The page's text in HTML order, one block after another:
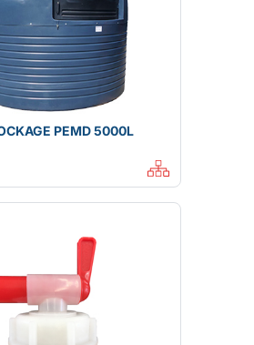
PEMD 5000L